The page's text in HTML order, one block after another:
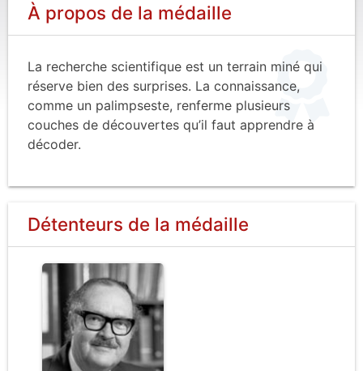
À propos de la médaille
La recherche scientifique est un terrain miné qui
réserve bien des surprises. La connaissance,
comme un palimpseste, renferme plusieurs
couches de découvertes qu’il faut apprendre à
décoder.
Détenteurs de la médaille